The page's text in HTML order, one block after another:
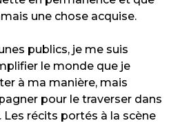
une chose acquise.
publics, je me suis
le monde que je
à ma manière, mais
pour le traverser dans
récits portés à la scène